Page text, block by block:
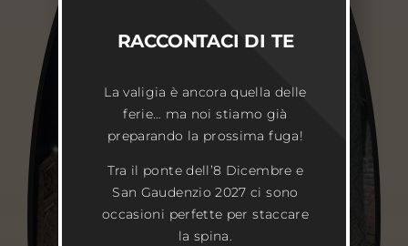
UZBEKISTAN
RACCONTACI DI TE
La valigia è ancora quella delle
ferie… ma noi stiamo già
preparando la prossima fuga!
Tra il ponte dell’8 Dicembre e
San Gaudenzio 2027 ci sono
occasioni perfette per staccare
la spina.